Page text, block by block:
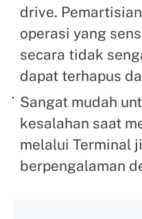
drive.
operasi yang
secara tidak
dapat terhapus
Sangat mudah
kesalahan saat
melalui Terminal
berpengalaman